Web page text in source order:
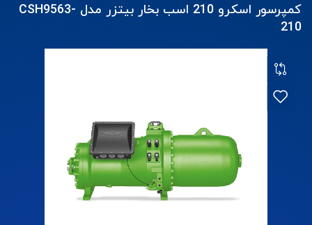
کمپرسور اسکرو 210 اسب بخار بیتزر مدل CSH9563-
210